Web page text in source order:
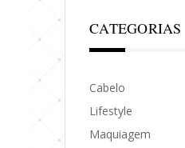
CATEGORIAS
Cabelo
Lifestyle
Maquiagem